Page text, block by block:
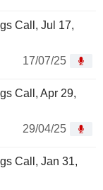
Call, Jul 17,
17/07/25
Call, Apr 29,
29/04/25
Call, Jan 31,